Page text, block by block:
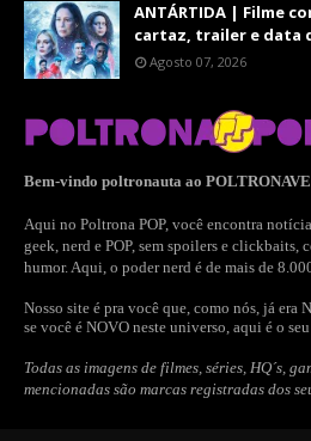
ANTÁRTIDA | Filme
cartaz, trailer e data
Agosto 07, 2026
Bem-vindo poltronauta ao
Aqui no Poltrona POP, você encontra
geek, nerd e POP, sem spoilers e clickbaits,
humor. Aqui, o poder nerd é de mais de
Nosso site é pra você que, como nós, já era
se você é NOVO neste universo, aqui é o
Todas as imagens de filmes, séries, HQ´s,
mencionadas são marcas registradas dos